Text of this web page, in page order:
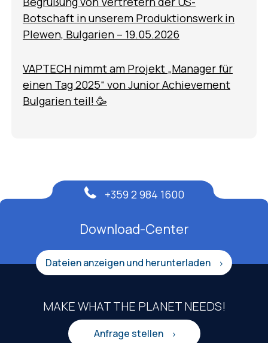
Botschaft in unserem Produktionswerk in
Plewen, Bulgarien – 19.05.2026
VAPTECH nimmt am Projekt „Manager für
einen Tag 2025“ von Junior Achievement
Bulgarien teil! 🥳
Download-Center
Dateien anzeigen und herunterladen
+359 2 984 1600
MAKE WHAT THE PLANET NEEDS!
Anfrage stellen